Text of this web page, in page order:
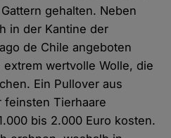
gehalten. Neben
in der Kantine der
de Chile angeboten
wertvolle Wolle, die
Ein Pullover aus
feinsten Tierhaare
bis 2.000 Euro kosten.